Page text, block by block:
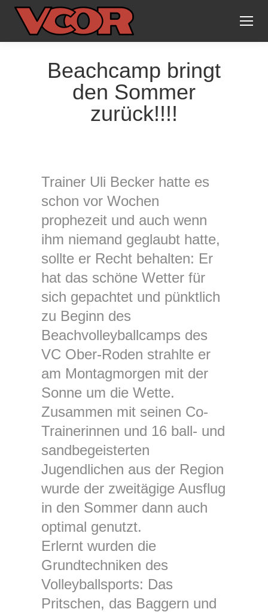
Beachcamp bringt
den Sommer
zurück!!!!
Trainer Uli Becker hatte es
schon vor Wochen
prophezeit und auch wenn
ihm niemand geglaubt hatte,
sollte er Recht behalten: Er
hat das schöne Wetter für
sich gepachtet und pünktlich
zu Beginn des
Beachvolleyballcamps des
VC Ober-Roden strahlte er
am Montagmorgen mit der
Sonne um die Wette.
Zusammen mit seinen Co-
Trainerinnen und 16 ball- und
sandbegeisterten
Jugendlichen aus der Region
wurde der zweitägige Ausflug
in den Sommer dann auch
optimal genutzt.
Erlernt wurden die
Grundtechniken des
Volleyballsports: Das
Pritschen, das Baggern und